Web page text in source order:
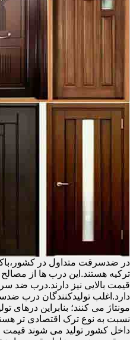
در ضدسرقت متداول در
ترکیه هستند.این درب ها از مصالح
قیمت بالایی نیز دارند.درب ضد
دارد.اغلب تولیدکنندگان درب
مونتاژ می کنند؛ بنابراین درهای
نسبت به نوع ترک اقتصادی تر
داخل کشور تولید می شوند